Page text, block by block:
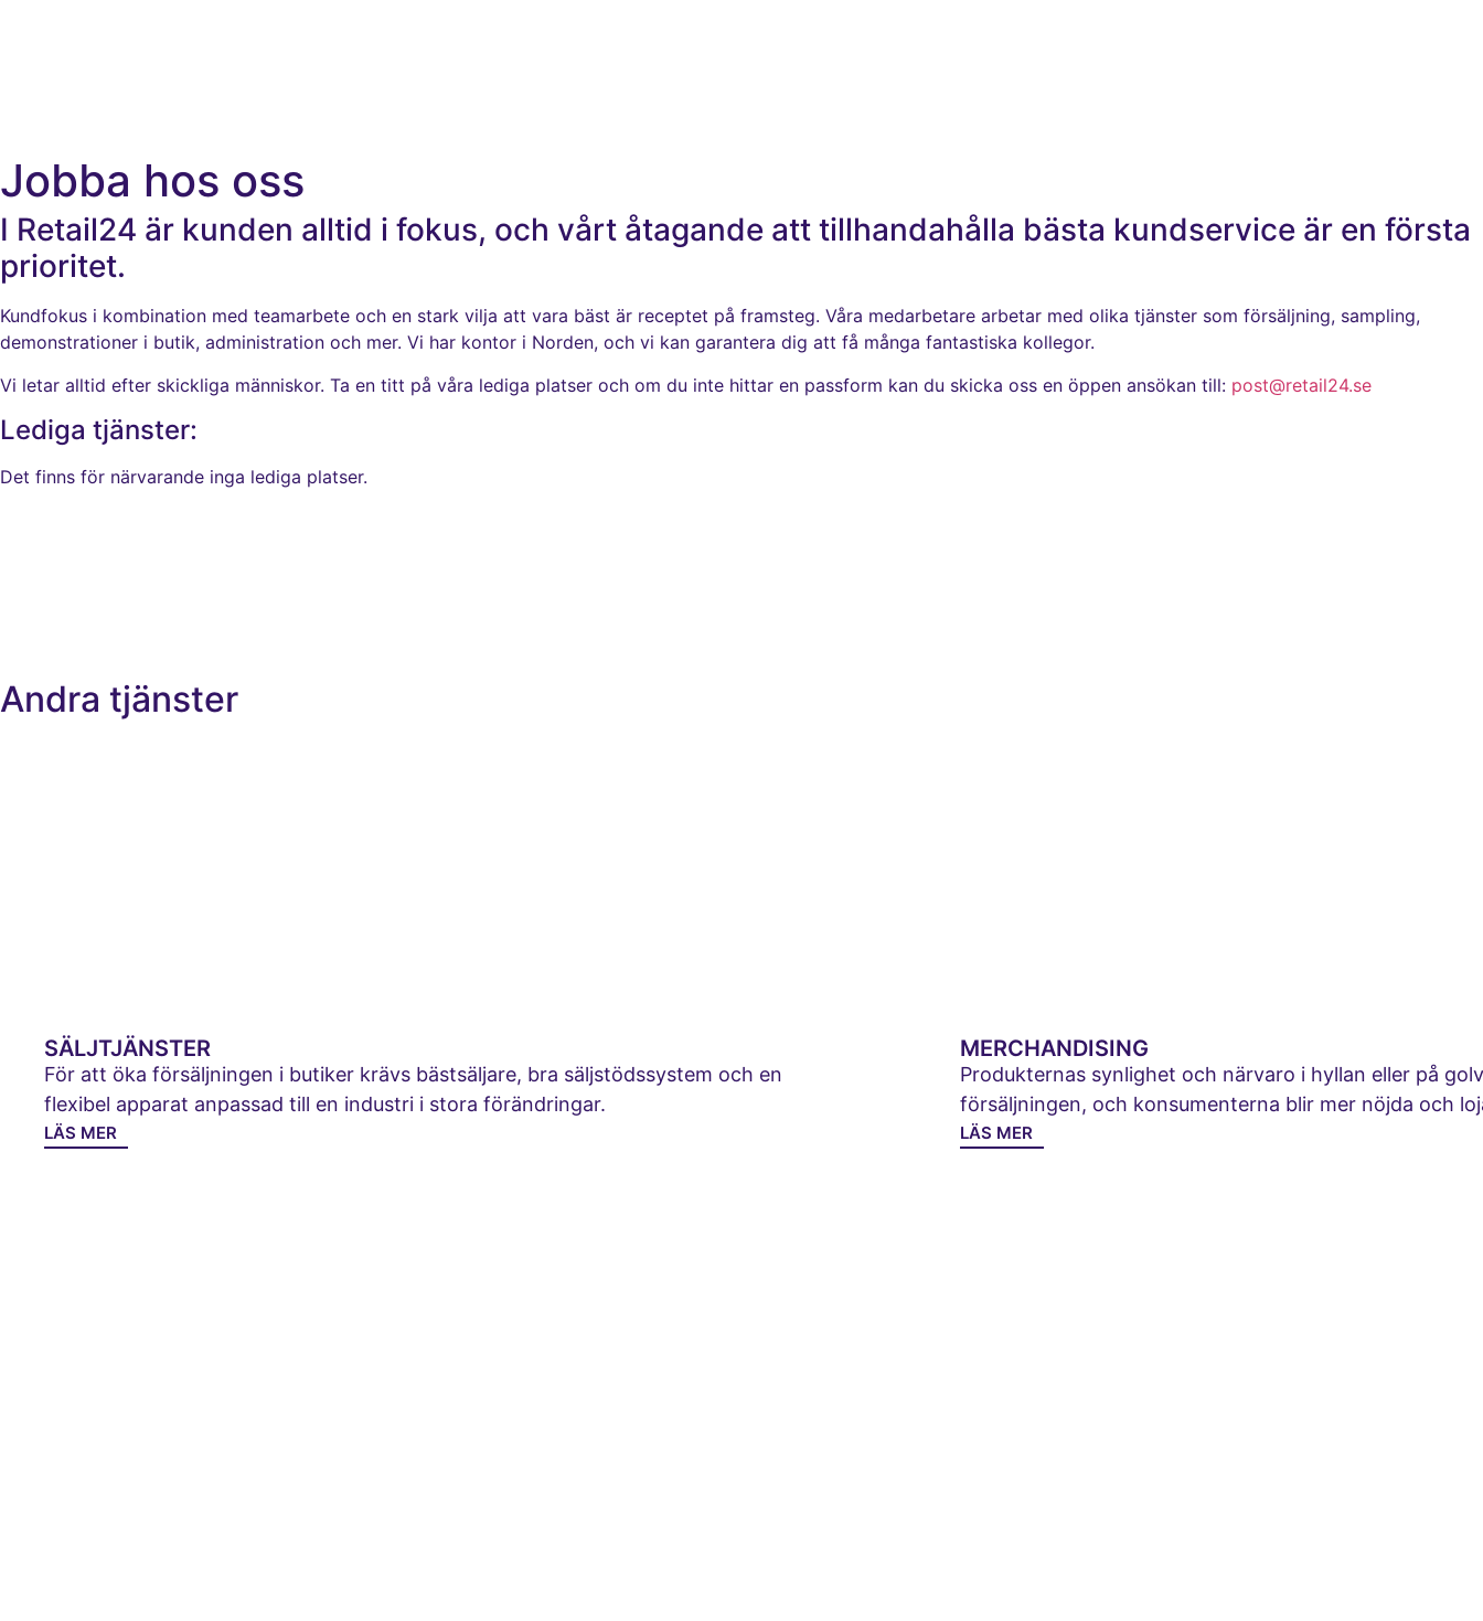
Jobba hos oss
I Retail24 är kunden alltid i fokus, och vårt åtagande att tillhandahålla bästa kundservice är en första
prioritet.
Kundfokus i kombination med teamarbete och en stark vilja att vara bäst är receptet på framsteg. Våra medarbetare arbetar med olika tjänster som försäljning, sampling,
demonstrationer i butik, administration och mer. Vi har kontor i Norden, och vi kan garantera dig att få många fantastiska kollegor.
Vi letar alltid efter skickliga människor. Ta en titt på våra lediga platser och om du inte hittar en passform kan du skicka oss en öppen ansökan till: post@retail24.se
Lediga tjänster:
Det finns för närvarande inga lediga platser.
Andra tjänster
SÄLJTJÄNSTER
För att öka försäljningen i butiker krävs bästsäljare, bra säljstödssystem och en
flexibel apparat anpassad till en industri i stora förändringar.
LÄS MER
MERCHANDISING
Produkternas synlighet och närvaro i hyllan eller på
försäljningen, och konsumenterna blir mer nöjda och
LÄS MER